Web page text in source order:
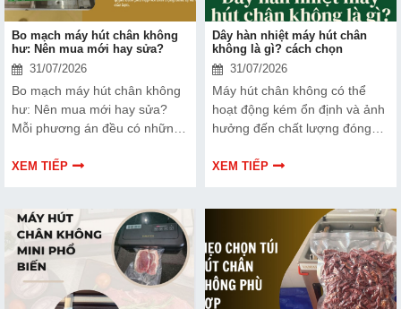
Bo mạch máy hút chân không
hư: Nên mua mới hay sửa?
31/07/2026
Bo mạch máy hút chân không
hư: Nên mua mới hay sửa?
Mỗi phương án đều có những
cùng tìm hiểu để đưa ra quyết
XEM TIẾP
Dây hàn nhiệt máy hút chân
không là gì? cách chọn
31/07/2026
Máy hút chân không có thể
hoạt động kém ổn định và ảnh
hưởng đến chất lượng đóng
Bài viết dưới đây sẽ giúp bạn
XEM TIẾP